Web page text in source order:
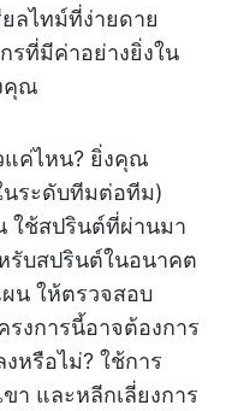
ลไทม์ที่ง่ายดาย
รที่มีค่าอย่างยิ่งใน
คุณ
แค่ไหน? ยิ่งคุณ
ระดับทีมต่อทีม)
ใช้สปรินต์ที่ผ่านมา
รับสปรินต์ในอนาคต
น ให้ตรวจสอบ
งการนี้อาจต้องการ
หรือไม่? ใช้การ
า และหลีกเลี่ยงการ